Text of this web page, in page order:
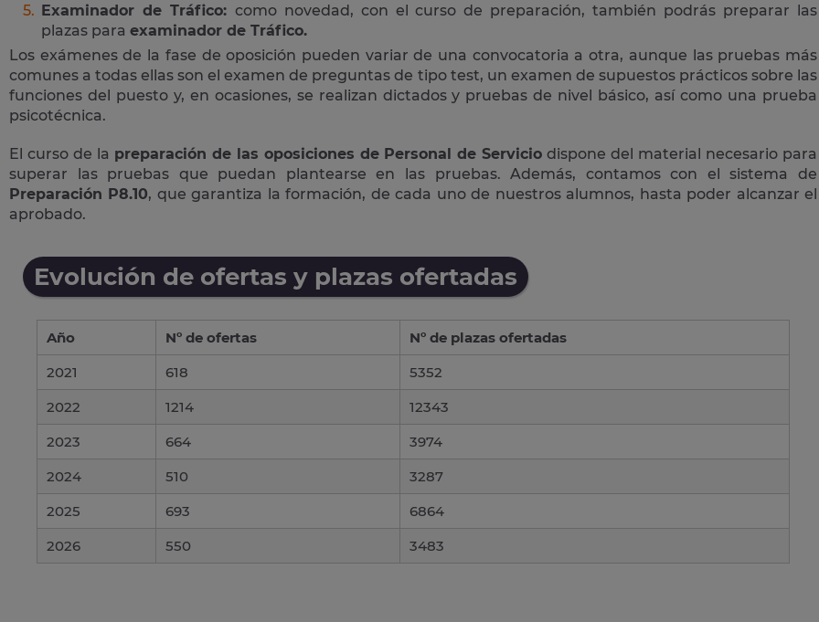
Examinador de Tráfico: como novedad, con el curso de preparación, también podrás preparar las
plazas para examinador de Tráfico.
Los exámenes de la fase de oposición pueden variar de una convocatoria a otra, aunque las pruebas más
comunes a todas ellas son el examen de preguntas de tipo test, un examen de supuestos prácticos sobre las
funciones del puesto y, en ocasiones, se realizan dictados y pruebas de nivel básico, así como una prueba
psicotécnica.
El curso de la preparación de las oposiciones de Personal de Servicio dispone del material necesario para
superar las pruebas que puedan plantearse en las pruebas. Además, contamos con el sistema de
Preparación P8.10, que garantiza la formación, de cada uno de nuestros alumnos, hasta poder alcanzar el
aprobado.
Evolución de ofertas y plazas ofertadas
Año Nº de ofertas
Nº de plazas ofertadas
2021
618
5352
2022
1214
12343
2023
664
3974
2024
510
3287
2025
693
6864
2026
550 3483